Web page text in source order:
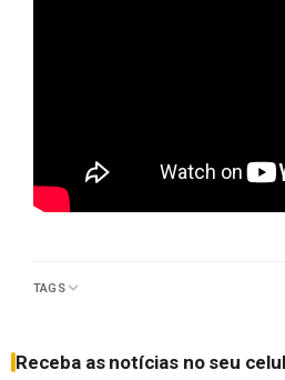
TAGS
Receba as notícias no seu